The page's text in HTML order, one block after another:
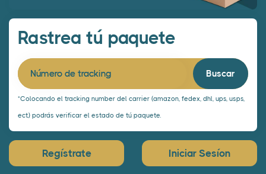
Rastrea tú paquete
Número de tracking
*Colocando el tracking number del carrier (amazon, fedex, dhl, ups, usps,
ect.) podrás verificar el estado de tú paquete.
Regístrate Iniciar Sesíon